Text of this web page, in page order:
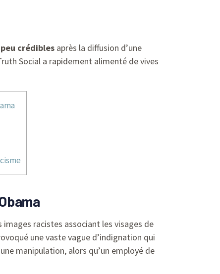
peu crédibles après la diffusion d’une
Social a rapidement alimenté de vives
racistes associant les visages de
une vaste vague d’indignation qui
manipulation, alors qu’un employé de